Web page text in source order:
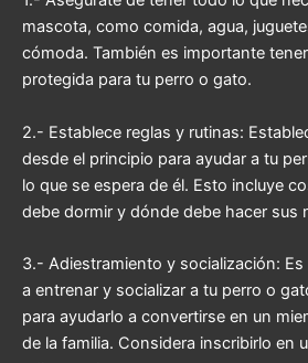
mascota, como comida, agua,
cómoda. También es importante
protegida para tu perro o gato.
2.- Establece reglas y rutinas:
desde el principio para ayudar a tu
lo que se espera de él. Esto incluye
debe dormir y dónde debe hacer sus
3.- Adiestramiento y socialización:
a entrenar y socializar a tu perro o
para ayudarlo a convertirse en un
de la familia. Considera inscribirlo en